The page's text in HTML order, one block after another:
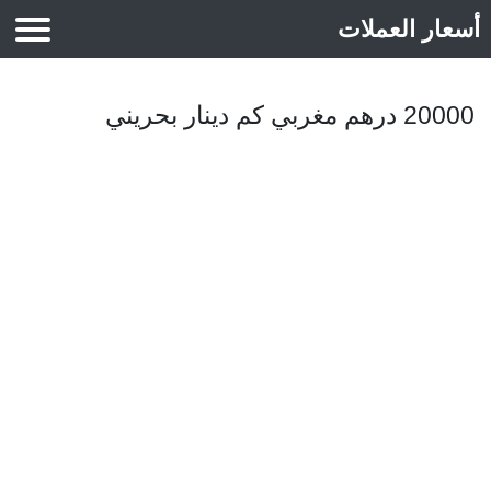
أسعار العملات
20000 درهم مغربي كم دينار بحريني